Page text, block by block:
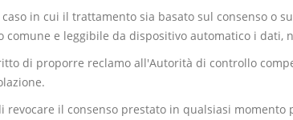
in cui il trattamento sia basato sul consenso
e leggibile da dispositivo automatico i
di proporre reclamo all'Autorità di controllo
revocare il consenso prestato in qualsiasi